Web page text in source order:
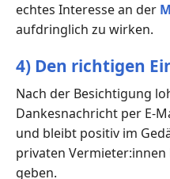
echtes Interesse an der
aufdringlich zu wirken.
4) Den richtigen
Nach der Besichtigung
Dankesnachricht per E-
und bleibt positiv im
privaten Vermieter:innen
geben.